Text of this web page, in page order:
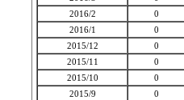
2016/2
0
2016/1
0
2015/12
0
2015/11
0
2015/10
0
2015/9
0